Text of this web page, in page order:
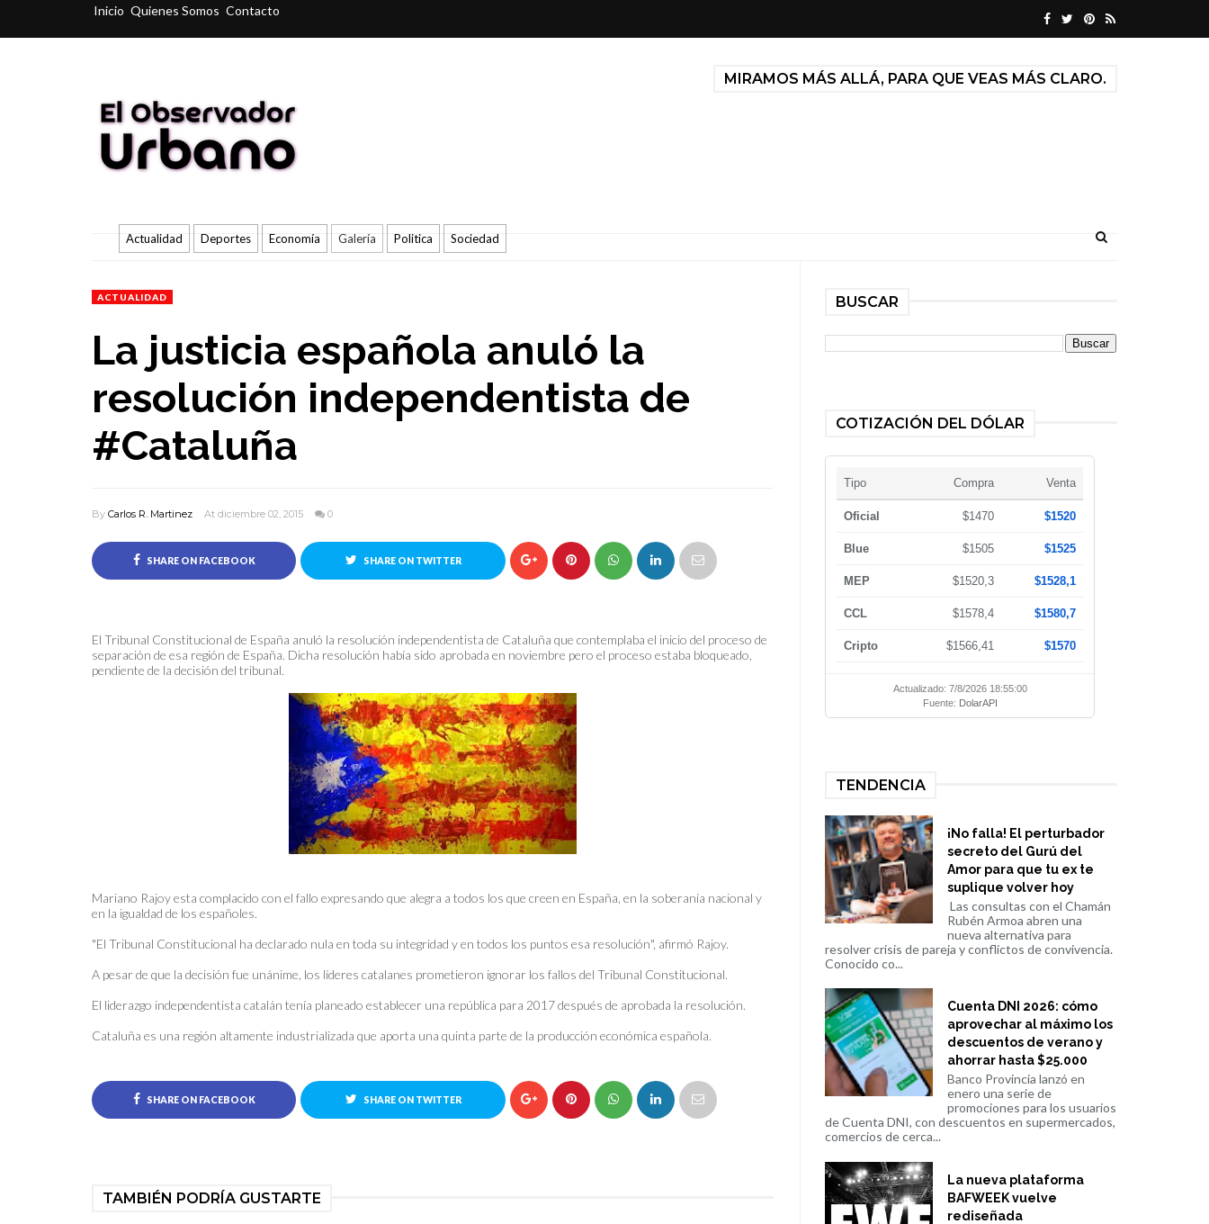
Inicio Quienes Somos Contacto
MIRAMOS MÁS ALLÁ, PARA QUE VEAS MÁS CLARO.
Actualidad Deportes Economía Galería Politica Sociedad
ACTUALIDAD
La justicia española anuló la
resolución independentista de
#Cataluña
By Carlos R. Martinez At diciembre 02, 2015 0
SHARE ON FACEBOOK SHARE ON TWITTER
El Tribunal Constitucional de España anuló la resolución independentista de Cataluña que contemplaba el inicio del proceso de
separación de esa región de España. Dicha resolución había sido aprobada en noviembre pero el proceso estaba bloqueado,
pendiente de la decisión del tribunal.
Mariano Rajoy esta complacido con el fallo expresando que alegra a todos los que creen en España, en la soberanía nacional y
en la igualdad de los españoles.
"El Tribunal Constitucional ha declarado nula en toda su integridad y en todos los puntos esa resolución", afirmó Rajoy.
A pesar de que la decisión fue unánime, los líderes catalanes prometieron ignorar los fallos del Tribunal Constitucional.
El liderazgo independentista catalán tenía planeado establecer una república para 2017 después de aprobada la resolución.
Cataluña es una región altamente industrializada que aporta una quinta parte de la producción económica española.
SHARE ON FACEBOOK SHARE ON TWITTER
TAMBIÉN PODRÍA GUSTARTE
BUSCAR
COTIZACIÓN DEL DÓLAR
Tipo Compra Venta
Oficial $1470 $1520
Blue $1505 $1525
MEP $1520,3 $1528,1
CCL $1578,4 $1580,7
Cripto $1566,41 $1570
Actualizado: 7/8/2026 18:55:00
Fuente: DolarAPI
TENDENCIA
¡No falla! El perturbador
secreto del Gurú del
Amor para que tu ex te
suplique volver hoy
Las consultas con el Chamán
Rubén Armoa abren una
nueva alternativa para
resolver crisis de pareja y conflictos de convivencia.
Conocido co...
Cuenta DNI 2026: cómo
aprovechar al máximo los
descuentos de verano y
ahorrar hasta $25.000
Banco Provincia lanzó en
enero una serie de
promociones para los usuarios
de Cuenta DNI, con descuentos en supermercados,
comercios de cerca...
La nueva plataforma
BAFWEEK vuelve
rediseñada